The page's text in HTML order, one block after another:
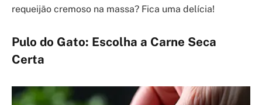
requeijão cremoso na massa? Fica uma delícia!
Pulo do Gato: Escolha a Carne Seca
Certa